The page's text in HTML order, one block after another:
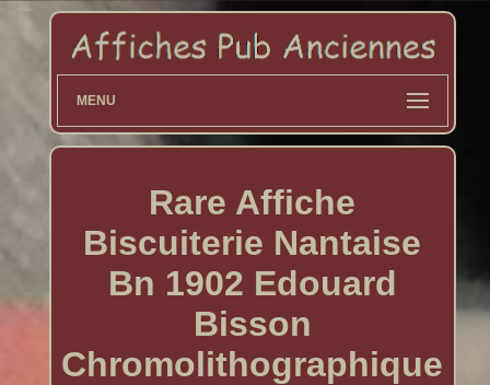
MENU
Rare Affiche
Biscuiterie Nantaise
Bn 1902 Edouard
Bisson
Chromolithographique